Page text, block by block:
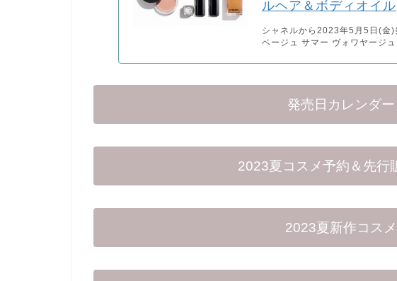
ルヘア＆ボディオイル
シャネルから2023年5月5日(金
ベージュ サマー ヴォワヤージ
発売日カレンダー
2023夏コスメ予約＆先行
2023夏新作コスメ